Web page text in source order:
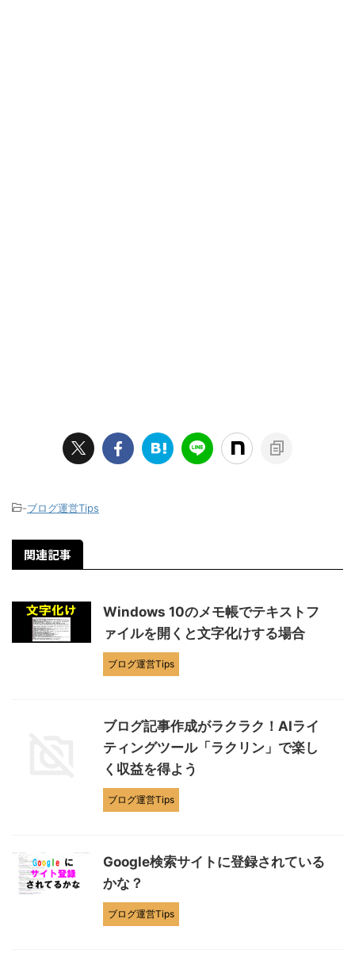
-ブログ運営Tips
関連記事
Windows 10のメモ帳でテキストフ
ァイルを開くと文字化けする場合
ブログ運営Tips
ブログ記事作成がラクラク！AIライ
ティングツール「ラクリン」で楽し
く収益を得よう
ブログ運営Tips
Google検索サイトに登録されている
かな？
ブログ運営Tips